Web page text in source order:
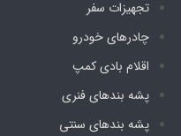
تجهیزات سفر
چادرهای خودرو
اقلام بادی کمپ
پشه‌ بندهای فنری
پشه‌ بندهای سنتی